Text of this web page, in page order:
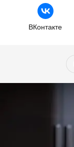
ВКонтакте